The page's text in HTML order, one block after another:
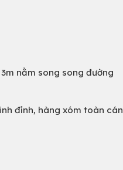
nằm song song đường
đỉnh, hàng xóm toàn cán